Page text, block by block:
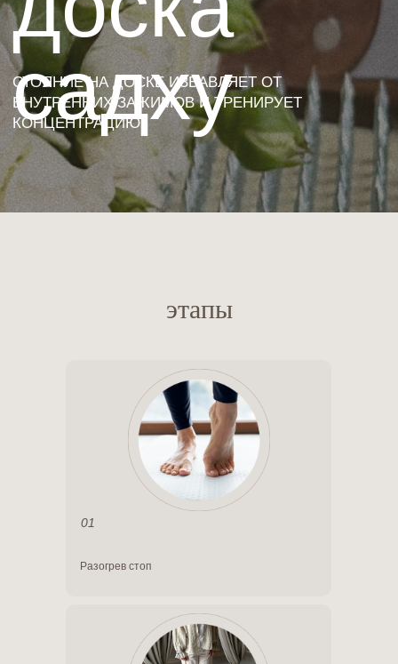
этапы
01
Разогрев стоп